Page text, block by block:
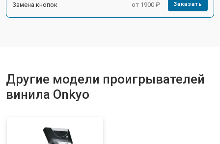
Замена кнопок от 1900 ₽ Заказать
Другие модели проигрывателей
винила Onkyo